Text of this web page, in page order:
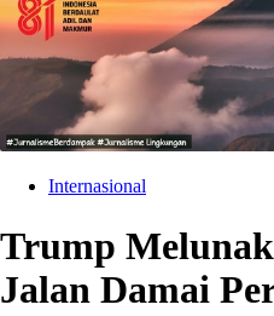
Internasional
Trump
Jalan Damai